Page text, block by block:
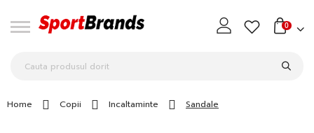
0
Home Copii Incaltaminte Sandale